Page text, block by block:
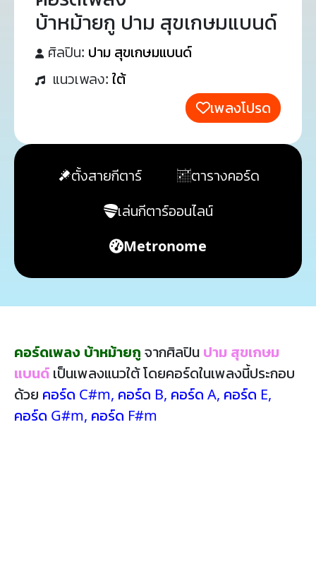
บ้าหม้ายกู ปาม สุขเกษมแบนด์
ศิลปิน: ปาม สุขเกษมแบนด์
แนวเพลง: ใต้
เพลงโปรด
ตั้งสายกีตาร์
ตารางคอร์ด
เล่นกีตาร์ออนไลน์
Metronome
คอร์ดเพลง บ้าหม้ายกู จากศิลปิน ปาม สุขเกษม
แบนด์ เป็นเพลงแนวใต้ โดยคอร์ดในเพลงนี้ประกอบ
ด้วย คอร์ด C#m, คอร์ด B, คอร์ด A, คอร์ด E,
คอร์ด G#m, คอร์ด F#m